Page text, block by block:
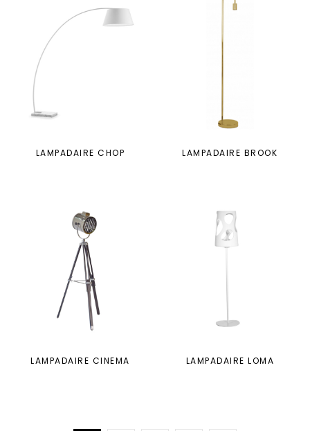
LAMPADAIRE CHOP LAMPADAIRE BROOK
LAMPADAIRE CINEMA LAMPADAIRE LOMA